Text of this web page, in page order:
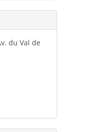
du Val de